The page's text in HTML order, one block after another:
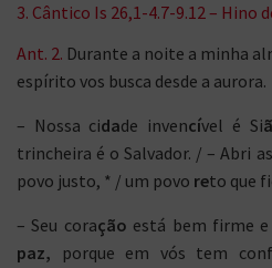
3. Cântico Is 26,1-4.7-9.12 – Hino
Ant. 2. Durante a noite a minha
espírito vos busca desde a aurora.
– Nossa cidade invencível é Si
trincheira é o Salvador. / – Abri as
povo justo, * / um povo reto que
– Seu coração está bem firme
paz,
porque em vós tem